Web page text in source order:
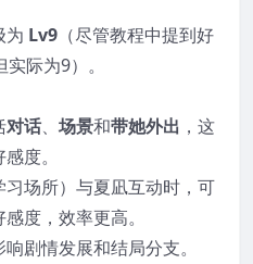
为 Lv9 （尽管教程中提到好
际为9）。
对话、 场景和带她外出 ，这
度。
场所）与夏凪互动时，可
度，效率更高。
剧情发展和结局分支。